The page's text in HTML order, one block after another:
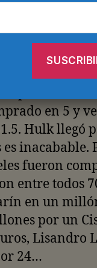
de
luego de
de encima a
por 5
en 5 y
Hulk llegó
inacabable.
fueron
entre todos
en un
por un
Lisandro
24…